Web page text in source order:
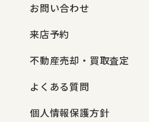
お問い合わせ
来店予約
不動産売却・買取査定
よくある質問
個人情報保護方針